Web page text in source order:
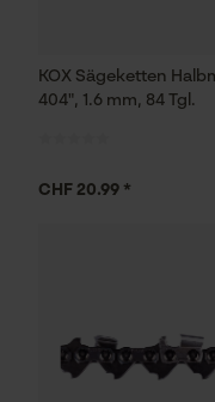
KOX Sägeketten
404", 1.6 mm, 84 Tgl.
CHF 20.99 *